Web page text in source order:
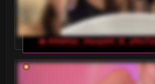
🔥 AHaHac_HaxpeH_B_yHuTa3